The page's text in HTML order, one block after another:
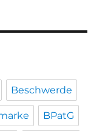
Beschwerde
BPatG